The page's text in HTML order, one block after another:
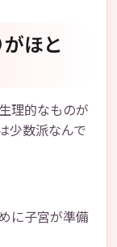
ほと
理的なものが
少数派なんで
に子宮が準備